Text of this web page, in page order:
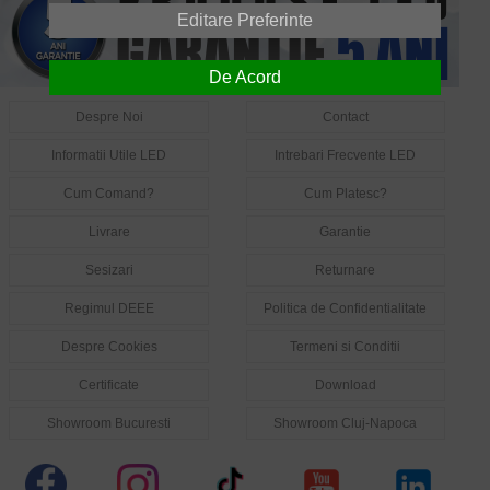
Despre Noi Contact
Informatii Utile LED Intrebari Frecvente LED
Cum Comand? Cum Platesc?
Livrare Garantie
Sesizari Returnare
Regimul DEEE Politica de Confidentialitate
Despre Cookies Termeni si Conditii
Certificate Download
Showroom Bucuresti Showroom Cluj-Napoca
Editare Preferinte
De Acord